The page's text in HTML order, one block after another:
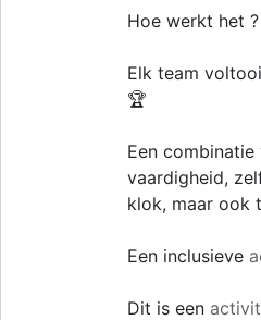
Hoe werkt het ?
Elk team
🏆
Een
vaardigheid,
klok, maar ook
Een inclusieve
Dit is een